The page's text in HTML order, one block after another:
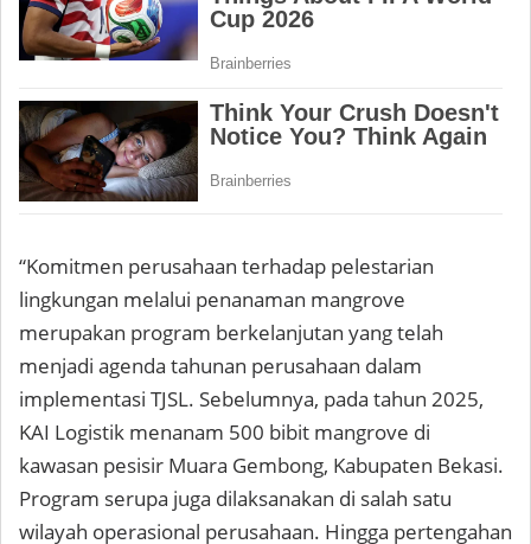
“Komitmen perusahaan terhadap pelestarian
lingkungan melalui penanaman mangrove
merupakan program berkelanjutan yang telah
menjadi agenda tahunan perusahaan dalam
implementasi TJSL. Sebelumnya, pada tahun 2025,
KAI Logistik menanam 500 bibit mangrove di
kawasan pesisir Muara Gembong, Kabupaten Bekasi.
Program serupa juga dilaksanakan di salah satu
wilayah operasional perusahaan. Hingga pertengahan